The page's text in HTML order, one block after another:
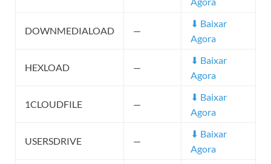
DOWNMEDIALOAD —
⬇ Baixar
Agora
HEXLOAD —
⬇ Baixar
Agora
1CLOUDFILE —
⬇ Baixar
Agora
USERSDRIVE —
⬇ Baixar
Agora